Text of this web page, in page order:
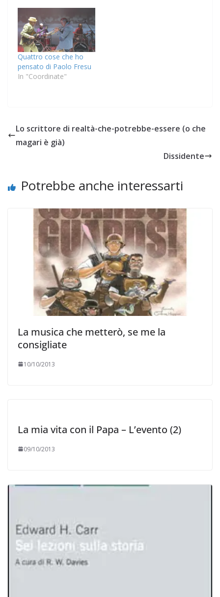
sacerdote pronuncia fra
i riti di ingresso e la
liturgia della Parola, per
predisporre l'assemblea
ormai costituita
all'ascolto), Giulio ha
Quattro cose che ho
pensato di Paolo Fresu
In "Coordinate"
Lo scrittore di realtà-che-potrebbe-essere (o che
magari è già)
Dissidente
Potrebbe anche interessarti
La musica che metterò, se me la
consigliate
10/10/2013
La mia vita con il Papa – L’evento (2)
09/10/2013